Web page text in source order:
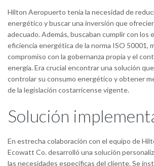
Hilton Aeropuerto tenía la necesidad de
energético y buscar una inversión que
adecuado. Además, buscaban cumplir con los
eficiencia energética de la norma ISO 50001,
compromiso con la gobernanza propia y el
energía. Era crucial encontrar una solución
controlar su consumo energético y obtener
de la legislación costarricense vigente.
Solución
En estrecha colaboración con el equipo de
Ecowatt Co. desarrolló una solución
las necesidades específicas del cliente. Se